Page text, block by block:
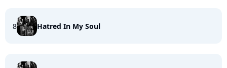
8 Hatred In My Soul